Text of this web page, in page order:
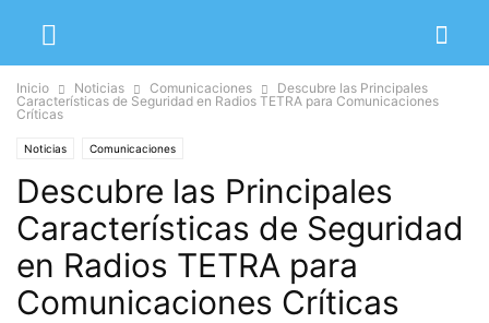
Inicio Noticias Comunicaciones
Descubre las Principales
Características de Seguridad en Radios TETRA para Comunicaciones
Críticas
Noticias Comunicaciones
Descubre las Principales
Características de Seguridad
en Radios TETRA para
Comunicaciones Críticas